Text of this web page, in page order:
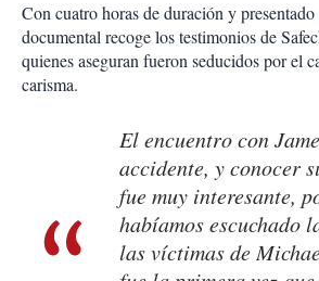
Con cuatro horas de duración y presentado
documental recoge los testimonios de
quienes aseguran fueron seducidos por el
carisma.
El encuentro con
accidente, y conocer
fue muy interesante,
habíamos escuchado
las víctimas de